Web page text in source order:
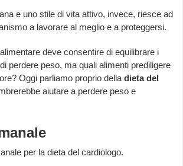
e uno stile di vita attivo, invece, riesce ad
a lavorare al meglio e a proteggersi.
deve consentire di equilibrare i
perdere peso, ma quali alimenti prediligere
Oggi parliamo proprio delladieta del
aiutare a perdere peso e
per la dieta del cardiologo.